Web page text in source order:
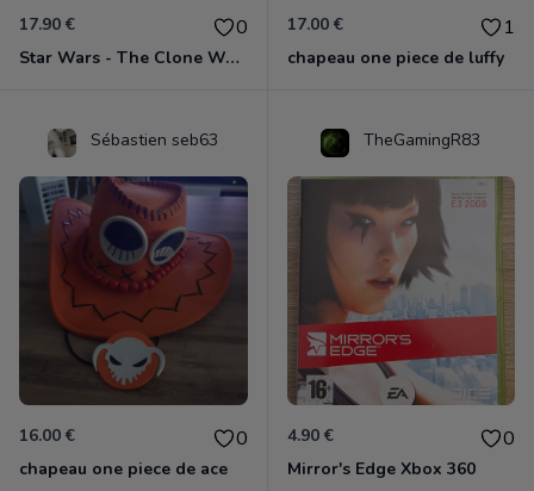
17.90 € 0
Star Wars - The Clone Wars - Les Héros De La République Xbox 360
17.00 € 1
chapeau one piece de luffy
Sébastien seb63
16.00 € 0
chapeau one piece de ace
TheGamingR83
4.90 € 0
Mirror's Edge Xbox 360